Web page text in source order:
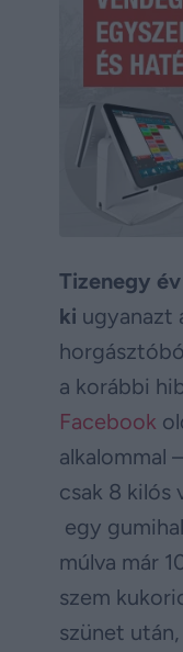
Tizenegy
ki ugyanazt
a korábbi
Facebook
alkalommal
csak 8 kilós
egy
múlva már
szem
szünet